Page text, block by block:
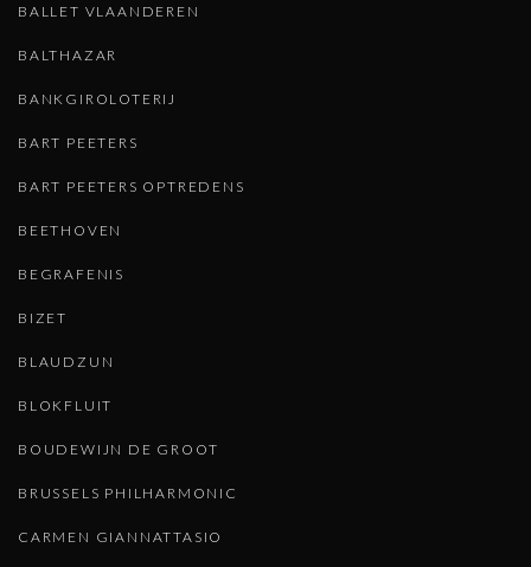
BALLET VLAANDEREN
BALTHAZAR
BANKGIROLOTERIJ
BART PEETERS
BART PEETERS OPTREDENS
BEETHOVEN
BEGRAFENIS
BIZET
BLAUDZUN
BLOKFLUIT
BOUDEWIJN DE GROOT
BRUSSELS PHILHARMONIC
CARMEN GIANNATTASIO